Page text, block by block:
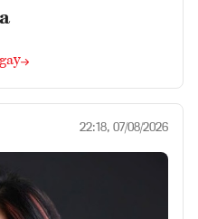
22:18, 07/08/2026